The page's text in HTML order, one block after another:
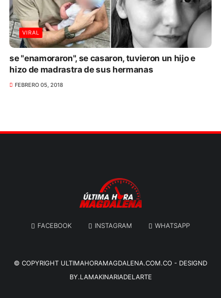
VIRAL
se "enamoraron", se casaron, tuvieron un hijo e
hizo de madrastra de sus hermanas
FEBRERO 05, 2018
FACEBOOK INSTAGRAM WHATSAPP
© COPYRIGHT ULTIMAHORAMAGDALENA.COM.CO - DESIGND
BY.LAMAKINARIADELARTE